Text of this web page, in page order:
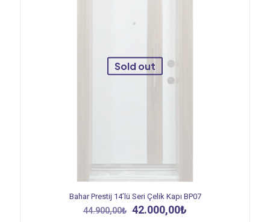
Sold out
Bahar Prestij 14’lü Seri Çelik Kapı BP07
44.900,00₺ Orijinal
42.000,00₺